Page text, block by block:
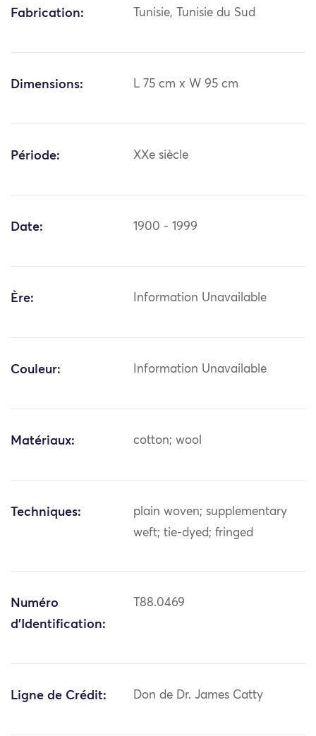
Fabrication:
Tunisie, Tunisie du Sud
Dimensions: L 75 cm x W 95 cm
Période: XXe siècle
Date: 1900 - 1999
Ère: Information Unavailable
Couleur: Information Unavailable
Matériaux: cotton; wool
Techniques:
plain woven; supplementary
weft; tie-dyed; fringed
Numéro
d'Identification:
T88.0469
Ligne de Crédit: Don de Dr. James Catty